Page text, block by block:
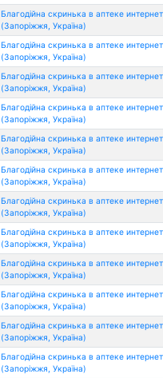
Благодійна скринька в аптеке
(Запоріжжя, Україна)
Благодійна скринька в аптеке
(Запоріжжя, Україна)
Благодійна скринька в аптеке
(Запоріжжя, Україна)
Благодійна скринька в аптеке
(Запоріжжя, Україна)
Благодійна скринька в аптеке
(Запоріжжя, Україна)
Благодійна скринька в аптеке
(Запоріжжя, Україна)
Благодійна скринька в аптеке
(Запоріжжя, Україна)
Благодійна скринька в аптеке
(Запоріжжя, Україна)
Благодійна скринька в аптеке
(Запоріжжя, Україна)
Благодійна скринька в аптеке
(Запоріжжя, Україна)
Благодійна скринька в аптеке
(Запоріжжя, Україна)
Благодійна скринька в аптеке
(Запоріжжя, Україна)